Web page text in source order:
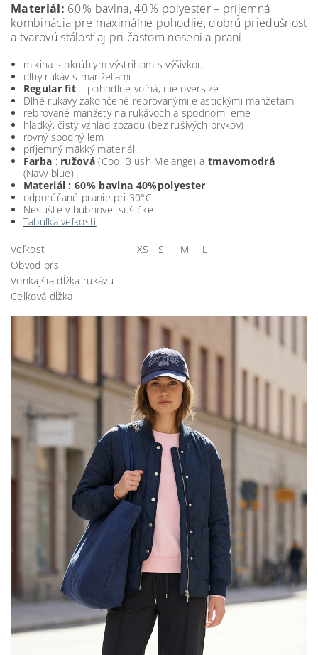
Materiál: 60 % bavlna, 40 % polyester – príjemná
kombinácia pre maximálne pohodlie, dobrú priedušnosť
a tvarovú stálosť aj pri častom nosení a praní.
mikina s okrúhlym výstrihom s výšivkou
dlhý rukáv s manžetami
Regular fit – pohodlne voľná, nie oversize
Dlhé rukávy zakončené rebrovanými elastickými manžetami
rebrované manžety na rukávoch a spodnom leme
hladký, čistý vzhľad zozadu (bez rušivých prvkov)
rovný spodný lem
príjemný mäkký materiál
Farba : ružová (Cool Blush Melange) a tmavomodrá
(Navy blue)
Materiál : 60% bavlna 40%polyester
odporúčané pranie pri 30°C
Nesušte v bubnovej sušičke
Tabuľka veľkostí
Veľkosť XS S M
L
Obvod pŕs
Vonkajšia dĺžka rukávu
Celková dĺžka